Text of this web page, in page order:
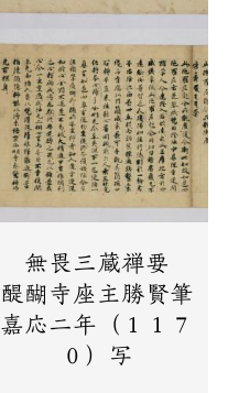
無畏三蔵禅要
醍醐寺座主勝賢筆
嘉応二年（１１７
０）写